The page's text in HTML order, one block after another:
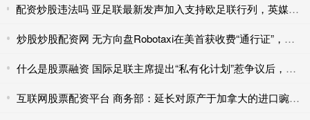
配资炒股违法吗 亚足联最新发声加入支持欧足联行列，英媒：FIFA商业计划似乎已宣告“破产”
炒股炒股配资网 无方向盘Robotaxi在美首获收费“通行证”，为何率先过关的是亚马逊？
什么是股票融资 国际足联主席提出“私有化计划”惹争议后，欧足联威胁“全员抵制世界杯”
互联网股票配资平台 商务部：延长对原产于加拿大的进口豌豆淀粉反倾销调查期限